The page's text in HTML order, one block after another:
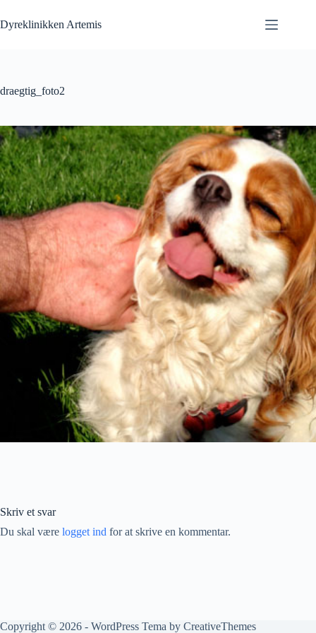
til
indhold
Dyreklinikken Artemis
draegtig_foto2
Skriv et svar
Du skal være logget ind for at skrive en kommentar.
Copyright © 2026 - WordPress Tema by CreativeThemes